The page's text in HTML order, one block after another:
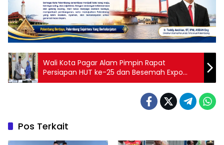
Wali Kota Pagar Alam Pimpin Rapat
Persiapan HUT ke-25 dan Besemah Expo
2026
Pos Terkait